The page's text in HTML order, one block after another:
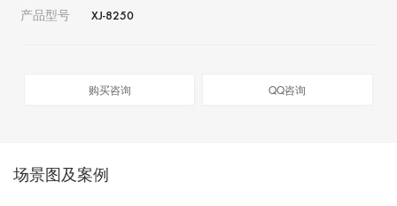
产品型号 XJ-8250
购买咨询 QQ咨询
场景图及案例